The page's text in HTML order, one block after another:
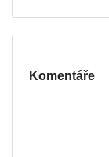
Komentáře